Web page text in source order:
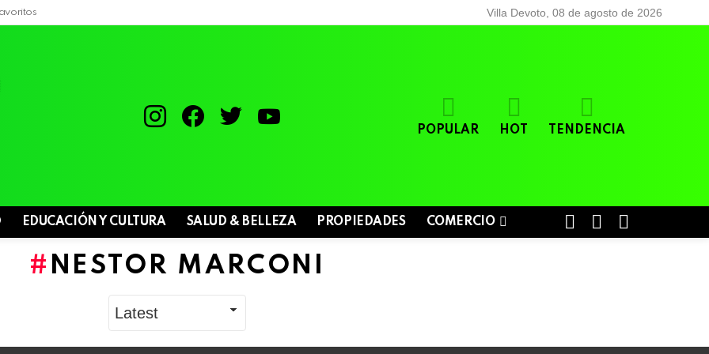
Villa Devoto, 08 de agosto de 2026
POPULAR HOT TENDENCIA
EDUCACIÓN Y CULTURA SALUD & BELLEZA PROPIEDADES COMERCIO
SWITCH
SKIN
NESTOR MARCONI